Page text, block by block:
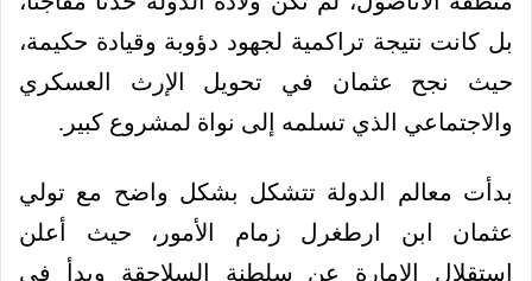
بل كانت نتيجة تراكمية لجهود دؤوبة وقيادة حكيمة،
حيث نجح عثمان في تحويل الإرث العسكري
والاجتماعي الذي تسلمه إلى نواة لمشروع كبير.
بدأت معالم الدولة تتشكل بشكل واضح مع تولي
عثمان ابن ارطغرل زمام الأمور، حيث أعلن
استقلال الإمارة عن سلطنة السلاجقة وبدأ في